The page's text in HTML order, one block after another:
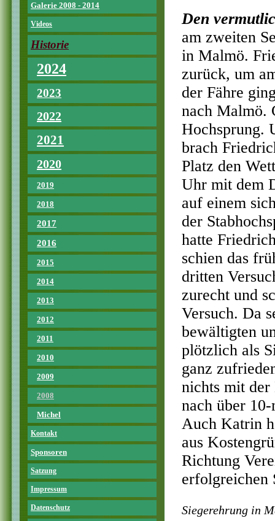
Galerie 2008 - 2014
Videos
Historie
2024
2023
2022
2021
2020
2019
2018
2017
2016
2015
2014
2013
2012
2011
2010
2009
2008
Michel
Kontakt
Sponsoren
Satzung
Impressum
Datenschutz
Den
am zweiten
in Malmö.
zurück, um
der Fähre
nach Malmö.
Hochsprung.
brach
Platz den
Uhr mit dem
auf einem
der
hatte
schien das
dritten
zurecht und
Versuch. Da
bewältigten
plötzlich als
ganz
nichts mit der
nach über
Auch Katrin
aus
Richtung
erfolgreichen
Siegerehrung in